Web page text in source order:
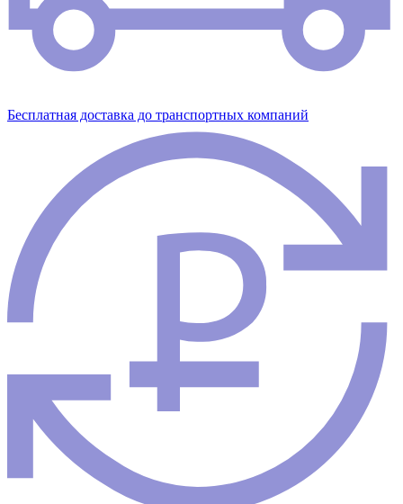
Бесплатная доставка до транспортных компаний